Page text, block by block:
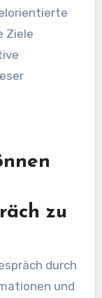
Ziele
zu
durch
und